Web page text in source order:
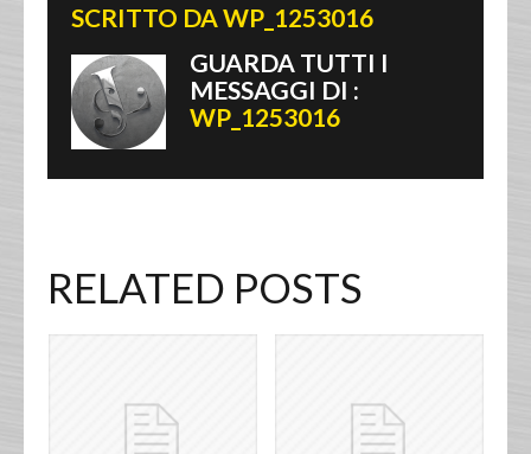
SCRITTO DA WP_1253016
GUARDA TUTTI I
MESSAGGI DI :
WP_1253016
RELATED POSTS